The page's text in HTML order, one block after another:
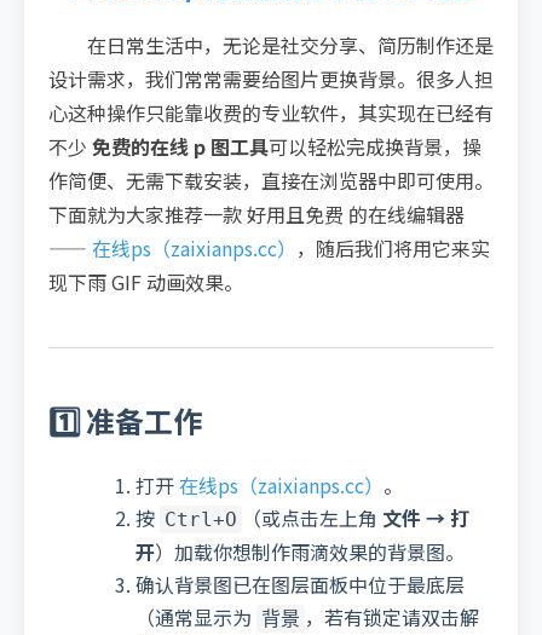
在日常生活中，无论是社交分享、简历制作还是
设计需求，我们常常需要给图片更换背景。很多人担
心这种操作只能靠收费的专业软件，其实现在已经有
不少 免费的在线 p 图工具可以轻松完成换背景，操
作简便、无需下载安装，直接在浏览器中即可使用。
下面就为大家推荐一款 好用且免费 的在线编辑器
—— 在线ps（zaixianps.cc） ，随后我们将用它来实
现下雨 GIF 动画效果。
1️⃣ 准备工作
打开在线ps（zaixianps.cc） 。
按 Ctrl+O （或点击左上角 文件 → 打
开）加载你想制作雨滴效果的背景图。
确认背景图已在图层面板中位于最底层
（通常显示为 背景 ，若有锁定请双击解